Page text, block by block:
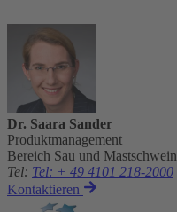
Dr. Saara Sander
Produktmanagement
Bereich Sau und Mastschwein
Tel: Tel: + 49 4101 218-2000
Kontaktieren